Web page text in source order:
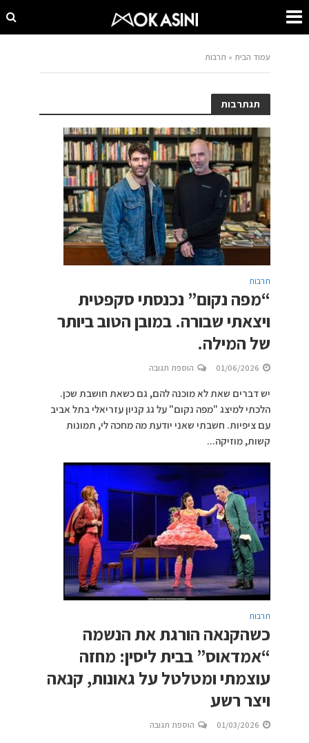
עמוד הבית » תרבות
תגתרבות
תרבות
“מפה נקום” נכנסתי סקפטית
ויצאתי שבורה. במובן הטוב ביותר
של המילה.
01/06/2026 הוספת תגובה
יש דברים שאת לא מוכנה להם, גם כשאת חושבת שכן.
הלכתי למיצג "מפה נקום" על גג קניון עזריאלי בתל אביב
עם ציפיות. חשבתי שאני יודעת מה מחכה לי, תמונות
קשות, מוזיקה...
תרבות
כשהקנאה הורגת את הנשמה
“אמדאוס” בבית ליסין: מחזה
עוצמתי ומטלטל על גאונות, קנאה
ויצר רשע
01/03/2026 הוספת תגובה